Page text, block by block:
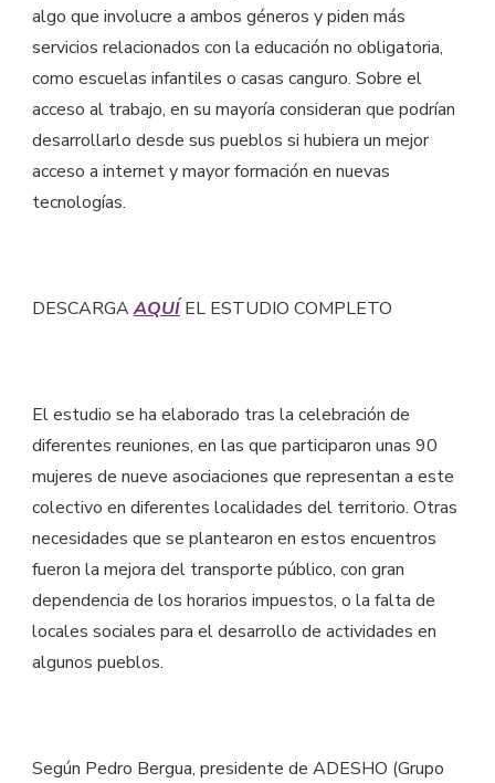
algo que involucre a ambos géneros y piden más
servicios relacionados con la educación no obligatoria,
como escuelas infantiles o casas canguro. Sobre el
acceso al trabajo, en su mayoría consideran que podrían
desarrollarlo desde sus pueblos si hubiera un mejor
acceso a internet y mayor formación en nuevas
tecnologías.
DESCARGAAQUÍ EL ESTUDIO COMPLETO
El estudio se ha elaborado tras la celebración de
diferentes reuniones, en las que participaron unas 90
mujeres de nueve asociaciones que representan a este
colectivo en diferentes localidades del territorio. Otras
necesidades que se plantearon en estos encuentros
fueron la mejora del transporte público, con gran
dependencia de los horarios impuestos, o la falta de
locales sociales para el desarrollo de actividades en
algunos pueblos.
Según Pedro Bergua, presidente de ADESHO (Grupo